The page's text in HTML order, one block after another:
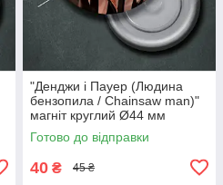
"Денджи і Пауер (Людина
бензопила / Chainsaw man)"
магніт круглий Ø44 мм
Готово до відправки
40 ₴ 45 ₴